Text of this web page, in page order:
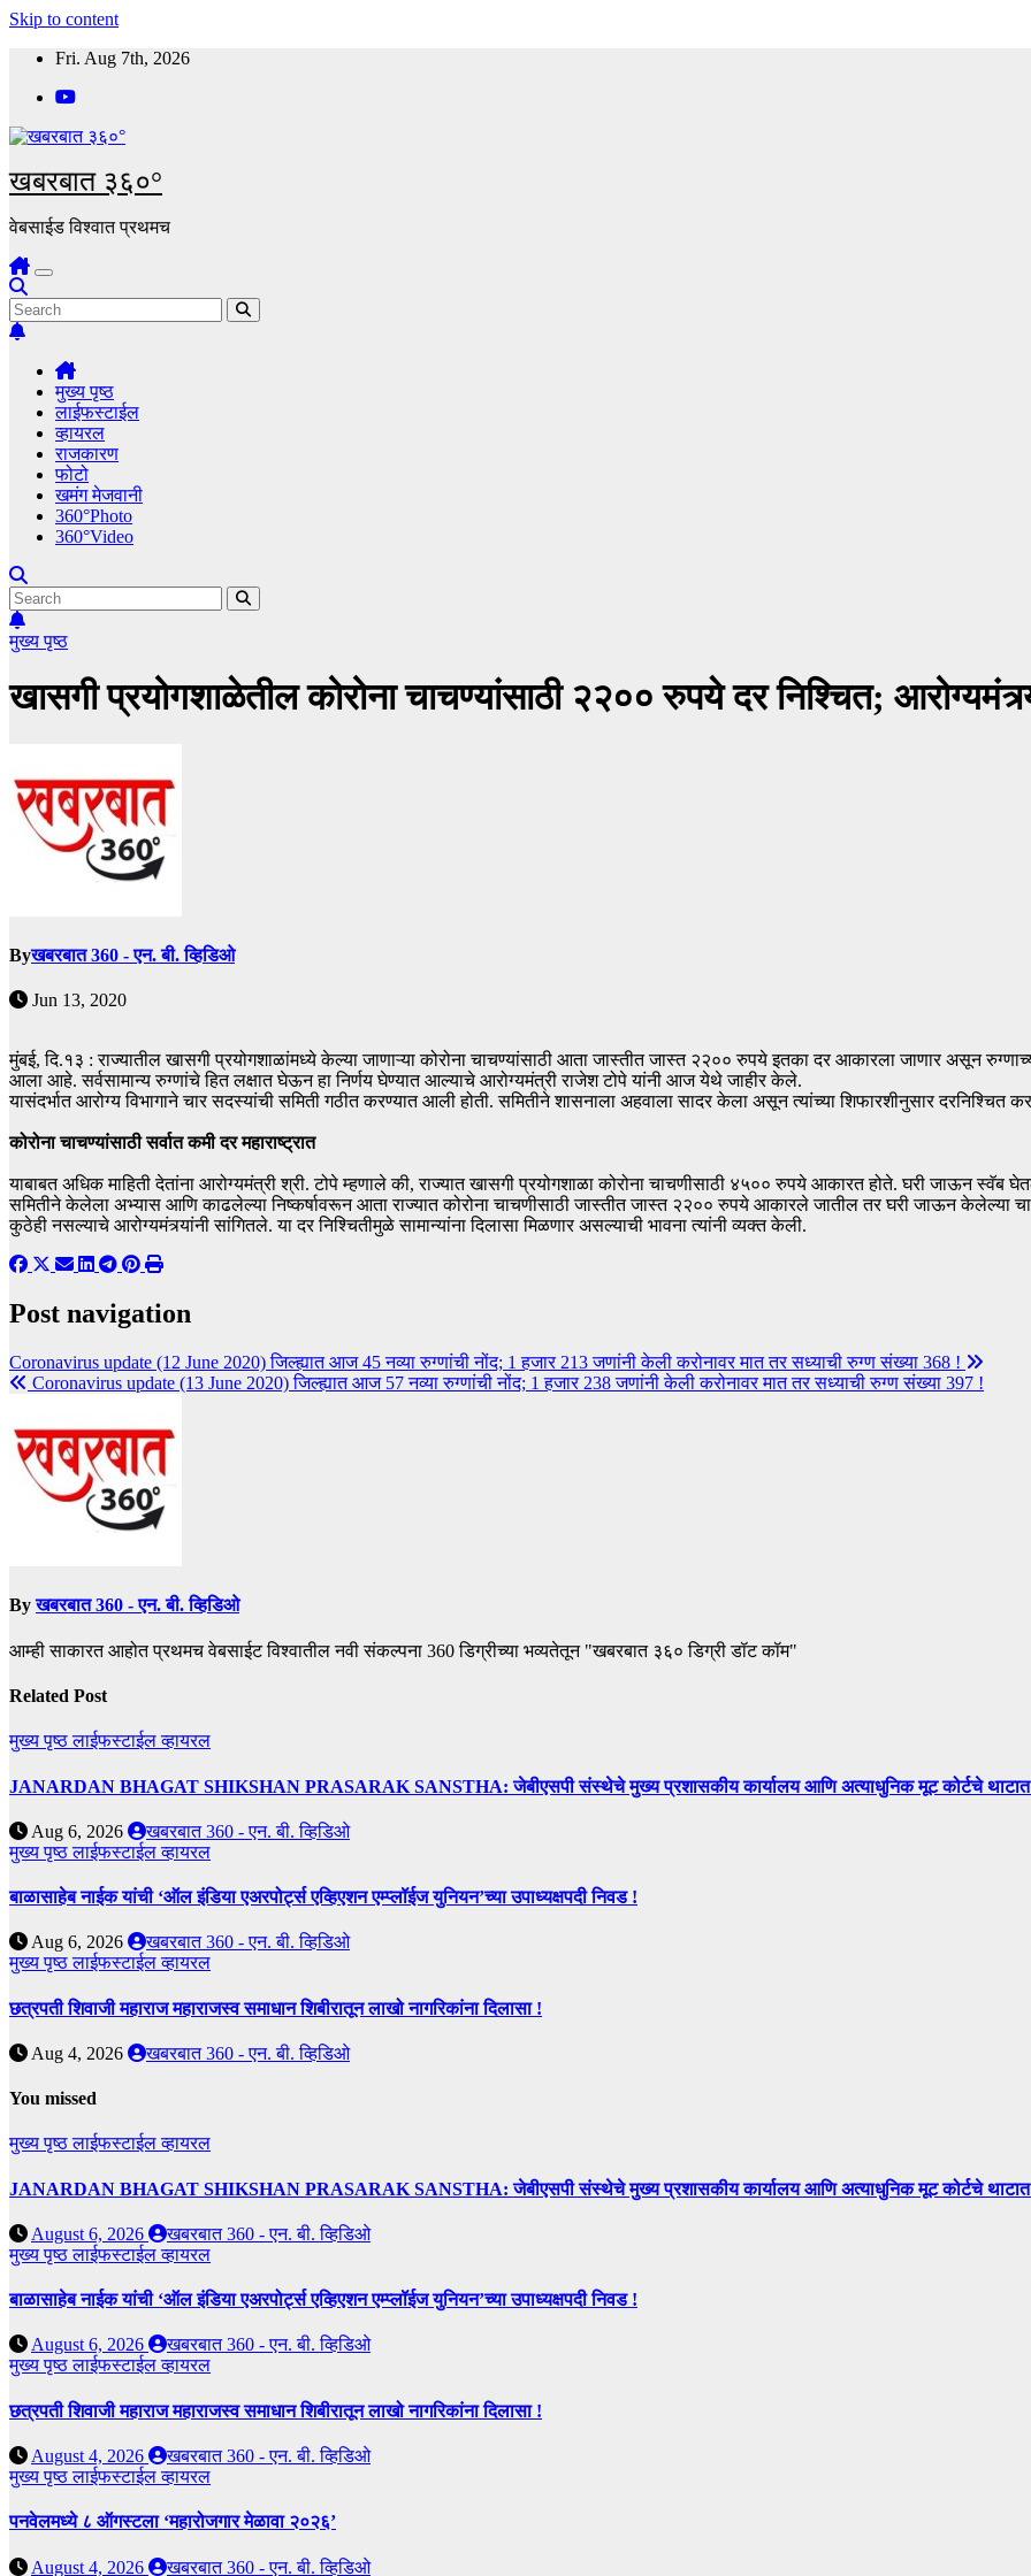
Skip to content
Fri. Aug 7th, 2026
खबरबात ३६०°
वेबसाईड विश्वात प्रथमच
मुख्य पृष्ठ
लाईफस्टाईल
व्हायरल
राजकारण
फोटो
खमंग मेजवानी
360°Photo
360°Video
मुख्य पृष्ठ
खासगी प्रयोगशाळेतील कोरोना चाचण्यांसाठी २२०० रुपये दर निश्चित;
Byखबरबात 360 - एन. बी. व्हिडिओ
Jun 13, 2020
मुंबई, दि.१३ : राज्यातील खासगी प्रयोगशाळांमध्ये केल्या जाणाऱ्या कोरोना चाचण्यांसाठी आता जास्तीत जास्त २२०० रुपये इतका दर आकारला जाणार असून
आला आहे. सर्वसामान्य रुग्णांचे हित लक्षात घेऊन हा निर्णय घेण्यात आल्याचे आरोग्यमंत्री राजेश टोपे यांनी आज येथे जाहीर केले.
यासंदर्भात आरोग्य विभागाने चार सदस्यांची समिती गठीत करण्यात आली होती. समितीने शासनाला अहवाला सादर केला असून त्यांच्या शिफारशीनुसार दरनिश्चित
कोरोना चाचण्यांसाठी सर्वात कमी दर महाराष्ट्रात
याबाबत अधिक माहिती देतांना आरोग्यमंत्री श्री. टोपे म्हणाले की, राज्यात खासगी प्रयोगशाळा कोरोना चाचणीसाठी ४५०० रुपये आकारत होते. घरी जाऊन स्वॅब
समितीने केलेला अभ्यास आणि काढलेल्या निष्कर्षावरून आता राज्यात कोरोना चाचणीसाठी जास्तीत जास्त २२०० रुपये आकारले जातील तर घरी जाऊन
कुठेही नसल्याचे आरोग्यमंत्र्यांनी सांगितले. या दर निश्चितीमुळे सामान्यांना दिलासा मिळणार असल्याची भावना त्यांनी व्यक्त केली.
Post navigation
Coronavirus update (12 June 2020) जिल्ह्यात आज 45 नव्या रुग्णांची नोंद; 1 हजार 213 जणांनी केली करोनावर मात तर सध्याची रुग्ण संख्या 368 !
Coronavirus update (13 June 2020) जिल्ह्यात आज 57 नव्या रुग्णांची नोंद; 1 हजार 238 जणांनी केली करोनावर मात तर सध्याची रुग्ण संख्या 397 !
Byखबरबात 360 - एन. बी. व्हिडिओ
आम्ही साकारत आहोत प्रथमच वेबसाईट विश्वातील नवी संकल्पना 360 डिग्रीच्या भव्यतेतून "खबरबात ३६० डिग्री डॉट कॉम"
Related Post
मुख्य पृष्ठलाईफस्टाईलव्हायरल
JANARDAN BHAGAT SHIKSHAN PRASARAK SANSTHA: जेबीएसपी संस्थेचे मुख्य प्रशासकीय कार्यालय आणि अत्याधुनिक मूट कोर्टचे थाटात
Aug 6, 2026
खबरबात 360 - एन. बी. व्हिडिओ
मुख्य पृष्ठलाईफस्टाईलव्हायरल
बाळासाहेब नाईक यांची ‘ऑल इंडिया एअरपोर्ट्स एव्हिएशन एम्प्लॉईज युनियन’च्या उपाध्यक्षपदी निवड !
Aug 6, 2026
खबरबात 360 - एन. बी. व्हिडिओ
मुख्य पृष्ठलाईफस्टाईलव्हायरल
छत्रपती शिवाजी महाराज महाराजस्व समाधान शिबीरातून लाखो नागरिकांना दिलासा !
Aug 4, 2026 खबरबात 360 - एन. बी. व्हिडिओ
You missed
मुख्य पृष्ठलाईफस्टाईलव्हायरल
JANARDAN BHAGAT SHIKSHAN PRASARAK SANSTHA: जेबीएसपी संस्थेचे मुख्य प्रशासकीय कार्यालय आणि अत्याधुनिक मूट कोर्टचे थाटात
August 6, 2026
खबरबात 360 - एन. बी. व्हिडिओ
मुख्य पृष्ठलाईफस्टाईलव्हायरल
बाळासाहेब नाईक यांची ‘ऑल इंडिया एअरपोर्ट्स एव्हिएशन एम्प्लॉईज युनियन’च्या उपाध्यक्षपदी निवड !
August 6, 2026
खबरबात 360 - एन. बी. व्हिडिओ
मुख्य पृष्ठलाईफस्टाईलव्हायरल
छत्रपती शिवाजी महाराज महाराजस्व समाधान शिबीरातून लाखो नागरिकांना दिलासा !
August 4, 2026
खबरबात 360 - एन. बी. व्हिडिओ
मुख्य पृष्ठलाईफस्टाईलव्हायरल
पनवेलमध्ये ८ ऑगस्टला ‘महारोजगार मेळावा २०२६’
August 4, 2026 खबरबात 360 - एन. बी. व्हिडिओ